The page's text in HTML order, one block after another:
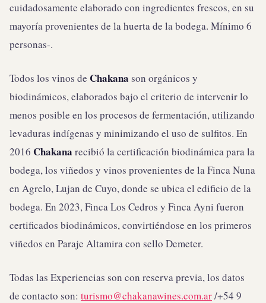
cuidadosamente elaborado con ingredientes frescos, en su
mayoría provenientes de la huerta de la bodega. Mínimo 6
personas-.
Todos los vinos de Chakana son orgánicos y
biodinámicos, elaborados bajo el criterio de intervenir lo
menos posible en los procesos de fermentación, utilizando
levaduras indígenas y minimizando el uso de sulfitos. En
2016 Chakana recibió la certificación biodinámica para la
bodega, los viñedos y vinos provenientes de la Finca Nuna
en Agrelo, Lujan de Cuyo, donde se ubica el edificio de la
bodega. En 2023, Finca Los Cedros y Finca Ayni fueron
certificados biodinámicos, convirtiéndose en los primeros
viñedos en Paraje Altamira con sello Demeter.
Todas las Experiencias son con reserva previa, los datos
de contacto son: turismo@chakanawines.com.ar/+54 9